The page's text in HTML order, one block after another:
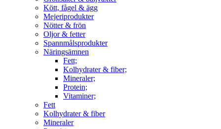
Kött, fågel & ägg
Mejeriprodukter
Nötter & frön
Oljor & fetter
Spannmålsprodukter
Näringsämnen
Fett;
Kolhydrater & fiber;
Mineraler;
Protein;
Vitaminer;
Fett
Kolhydrater & fiber
Mineraler